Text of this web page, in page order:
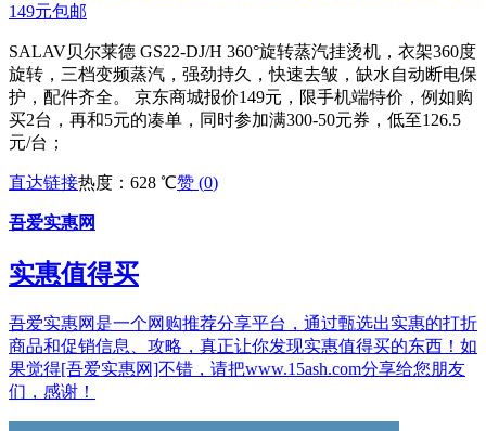
SALAV贝尔莱德 GS22-DJ/H 360°旋转蒸汽挂烫机，衣架360度
旋转，三档变频蒸汽，强劲持久，快速去皱，缺水自动断电保
护，配件齐全。 京东商城报价149元，限手机端特价，例如购
买2台，再和5元的凑单，同时参加满300-50元券，低至126.5
元/台；
直达链接热度：628 ℃赞 (0)
吾爱实惠网
实惠值得买
吾爱实惠网是一个网购推荐分享平台，通过甄选出实惠的打折
商品和促销信息、攻略，真正让你发现实惠值得买的东西！如
果觉得[吾爱实惠网]不错，请把www.15ash.com分享给您朋友
们，感谢！